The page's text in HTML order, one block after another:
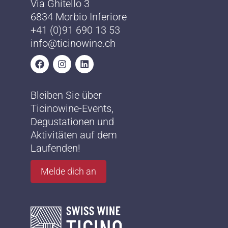
Via Ghitello 3
6834 Morbio Inferiore
+41 (0)91 690 13 53
info@ticinowine.ch
Bleiben Sie über
Ticinowine-Events,
Degustationen und
Aktivitäten auf dem
Laufenden!
Melde dich an